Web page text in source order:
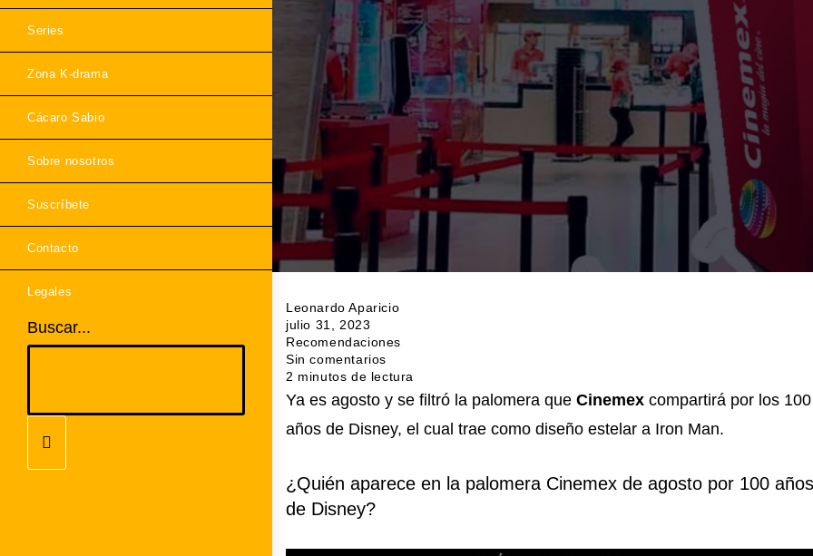
Series
Zona K-drama
Cácaro Sabio
Sobre nosotros
Suscríbete
Contacto
Legales
Buscar...
Leonardo Aparicio
julio 31, 2023
Recomendaciones
Sin comentarios
2 minutos de lectura
Ya es agosto y se filtró la palomera que Cinemex compartirá por los 100
años de Disney, el cual trae como diseño estelar a Iron Man.
¿Quién aparece en la palomera Cinemex de agosto por 100 años
de Disney?